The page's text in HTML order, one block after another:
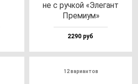
не с руч­кой «Эле­гант
Пре­ми­ум»
2290 руб
12 вариантов